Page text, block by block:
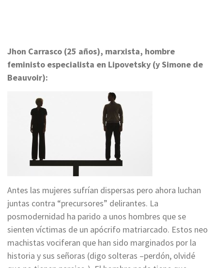
Jhon Carrasco (25 años), marxista, hombre
feministo especialista en Lipovetsky (y Simone de
Beauvoir):
Antes las mujeres sufrían dispersas pero ahora luchan
juntas contra “precursores” delirantes. La
posmodernidad ha parido a unos hombres que se
sienten víctimas de un apócrifo matriarcado. Estos neo
machistas vociferan que han sido marginados por la
historia y sus señoras (digo solteras –perdón, olvidé